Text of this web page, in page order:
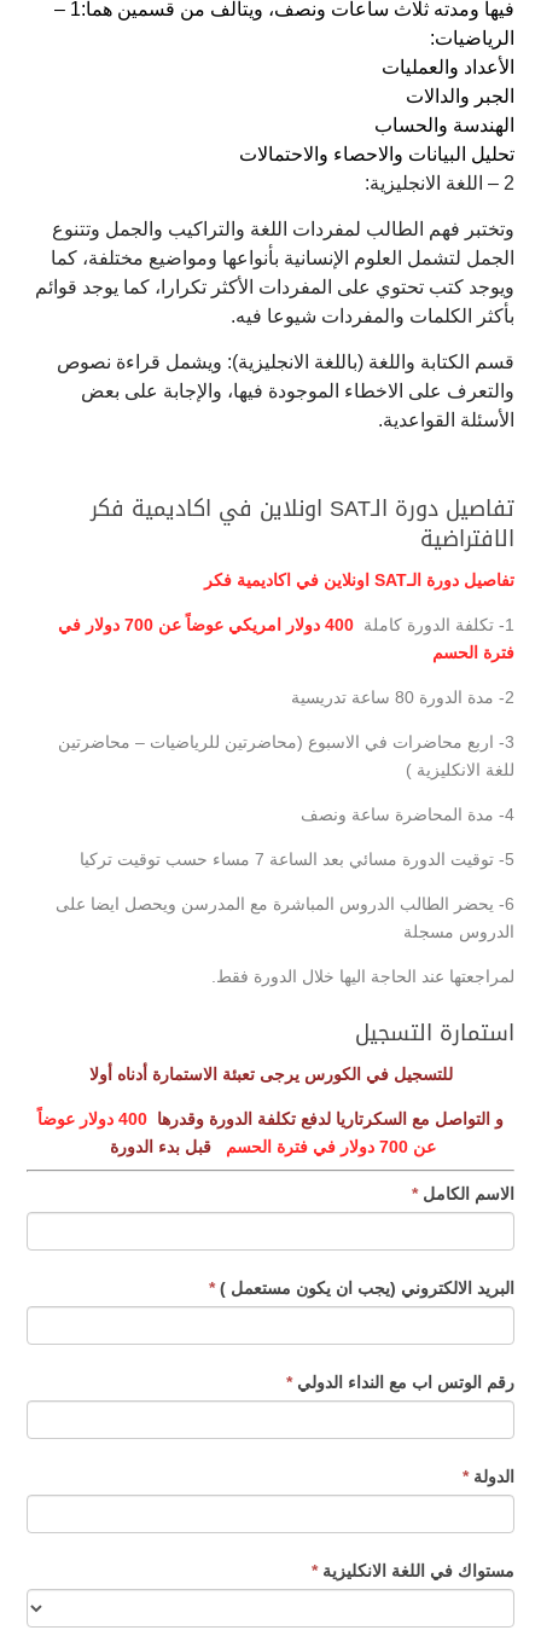
فيها ومدته ثلاث ساعات ونصف، ويتألف من قسمين هما:
1 –
الرياضيات:
الأعداد والعمليات
الجبر والدالات
الهندسة والحساب
تحليل البيانات والاحصاء والاحتمالات
2 – اللغة الانجليزية:
وتختبر فهم الطالب لمفردات اللغة والتراكيب والجمل وتتنوع
الجمل لتشمل العلوم الإنسانية بأنواعها ومواضيع مختلفة، كما
ويوجد كتب تحتوي على المفردات الأكثر تكرارا، كما يوجد قوائم
بأكثر الكلمات والمفردات شيوعا فيه.
قسم الكتابة واللغة (باللغة الانجليزية): ويشمل قراءة نصوص
والتعرف على الاخطاء الموجودة فيها، والإجابة على بعض
الأسئلة القواعدية.
تفاصيل دورة الـSAT اونلاين في اكاديمية فكر
الافتراضية
تفاصيل دورة الـSAT اونلاين في اكاديمية فكر
1- تكلفة الدورة كاملة
400 دولار امريكي عوضاً عن 700 دولار في
فترة الحسم
2- مدة الدورة 80 ساعة تدريسية
3- اربع محاضرات في الاسبوع (محاضرتين للرياضيات – محاضرتين
للغة الانكليزية )
4- مدة المحاضرة ساعة ونصف
5- توقيت الدورة مسائي بعد الساعة 7 مساء حسب توقيت تركيا
6- يحضر الطالب الدروس المباشرة مع المدرسن ويحصل ايضا على
الدروس مسجلة
لمراجعتها عند الحاجة اليها خلال الدورة فقط.
استمارة التسجيل
للتسجيل في الكورس يرجى تعبئة الاستمارة أدناه أولا
و التواصل مع السكرتاريا لدفع تكلفة الدورة وقدرها
400 دولار عوضاً
عن 700 دولار في فترة الحسم
قبل بدء الدورة
الاسم الكامل*
البريد الالكتروني (يجب ان يكون مستعمل )*
رقم الوتس اب مع النداء الدولي*
الدولة*
مستواك في اللغة الانكليزية*